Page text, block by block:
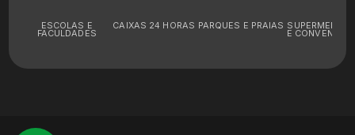
ESCOLAS E
FACULDADES
CAIXAS 24 HORAS PARQUES E PRAIAS
E